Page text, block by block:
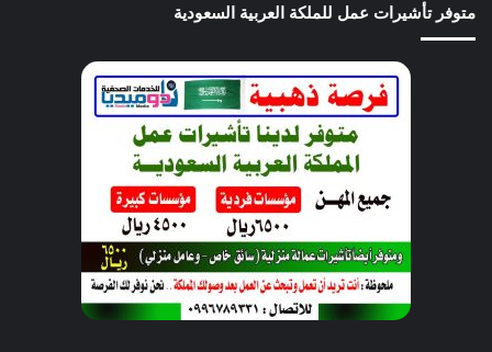
متوفر تأشيرات عمل للملكة العربية السعودية